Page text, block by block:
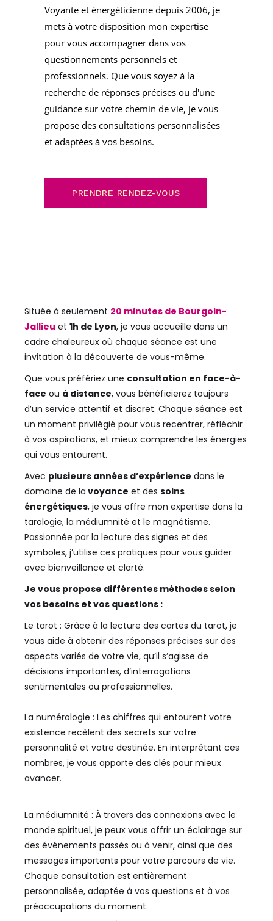
Voyante et énergéticienne depuis 2006, je
mets à votre disposition mon expertise
pour vous accompagner dans vos
questionnements personnels et
professionnels. Que vous soyez à la
recherche de réponses précises ou d'une
guidance sur votre chemin de vie, je vous
propose des consultations personnalisées
et adaptées à vos besoins.
PRENDRE RENDEZ-VOUS
Située à seulement 20 minutes de Bourgoin-
Jallieu et1h de Lyon, je vous accueille dans un
cadre chaleureux où chaque séance est une
invitation à la découverte de vous-même.
Que vous préfériez une consultation en face-à-
face ou à distance, vous bénéficierez toujours
d’un service attentif et discret. Chaque séance est
un moment privilégié pour vous recentrer, réfléchir
à vos aspirations, et mieux comprendre les énergies
qui vous entourent.
Avec plusieurs années d’expérience dans le
domaine de la voyance et dessoins
énergétiques, je vous offre mon expertise dans la
tarologie, la médiumnité et le magnétisme.
Passionnée par la lecture des signes et des
symboles, j’utilise ces pratiques pour vous guider
avec bienveillance et clarté.
Je vous propose différentes méthodes selon
vos besoins et vos questions :
Le tarot : Grâce à la lecture des cartes du tarot, je
vous aide à obtenir des réponses précises sur des
aspects variés de votre vie, qu’il s’agisse de
décisions importantes, d’interrogations
sentimentales ou professionnelles.
La numérologie : Les chiffres qui entourent votre
existence recèlent des secrets sur votre
personnalité et votre destinée. En interprétant ces
nombres, je vous apporte des clés pour mieux
avancer.
La médiumnité : À travers des connexions avec le
monde spirituel, je peux vous offrir un éclairage sur
des événements passés ou à venir, ainsi que des
messages importants pour votre parcours de vie.
Chaque consultation est entièrement
personnalisée, adaptée à vos questions et à vos
préoccupations du moment.